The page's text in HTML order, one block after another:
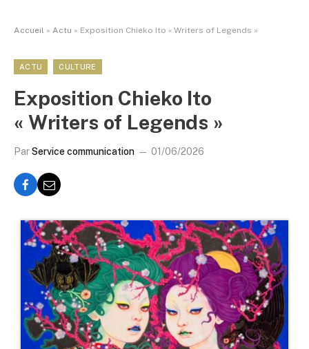
Accueil » Actu » Exposition Chieko Ito « Writers of Legends »
ACTU CULTURE
Exposition Chieko Ito
« Writers of Legends »
ParService communication 01/06/2026